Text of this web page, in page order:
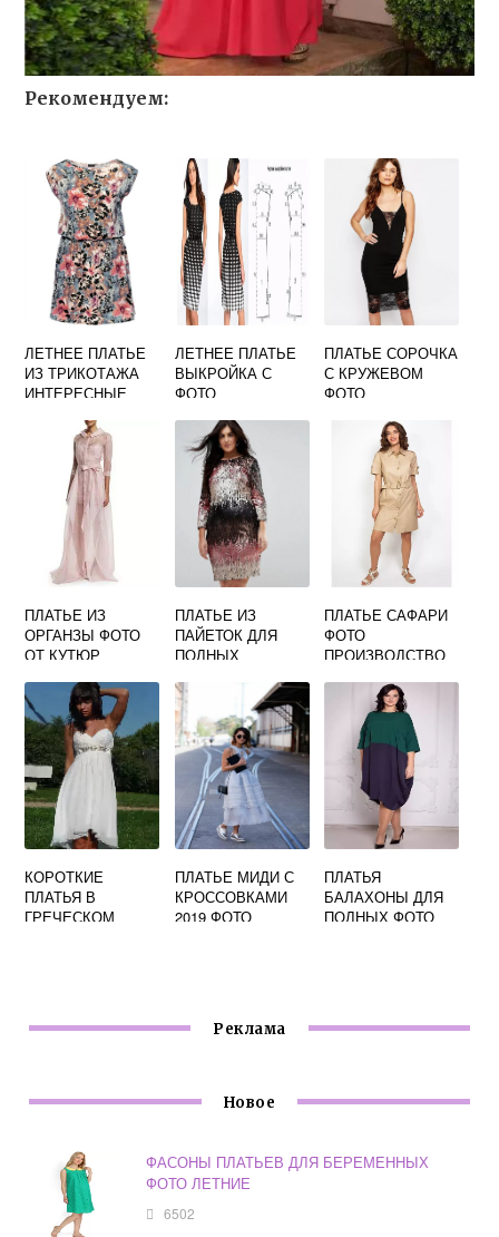
Рекомендуем:
ЛЕТНЕЕ ПЛАТЬЕ
ИЗ ТРИКОТАЖА
ИНТЕРЕСНЫЕ
ЛЕТНЕЕ ПЛАТЬЕ
ВЫКРОЙКА С
ФОТО
ПЛАТЬЕ СОРОЧКА
С КРУЖЕВОМ
ФОТО
ПЛАТЬЕ ИЗ
ОРГАНЗЫ ФОТО
ОТ КУТЮР
ПЛАТЬЕ ИЗ
ПАЙЕТОК ДЛЯ
ПОЛНЫХ
ПЛАТЬЕ САФАРИ
ФОТО
ПРОИЗВОДСТВО
КОРОТКИЕ
ПЛАТЬЯ В
ГРЕЧЕСКОМ
ПЛАТЬЕ МИДИ С
КРОССОВКАМИ
2019 ФОТО
ПЛАТЬЯ
БАЛАХОНЫ ДЛЯ
ПОЛНЫХ ФОТО
Реклама
Новое
ФАСОНЫ ПЛАТЬЕВ ДЛЯ БЕРЕМЕННЫХ
ФОТО ЛЕТНИЕ
6502